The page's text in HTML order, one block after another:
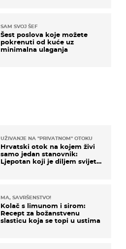
UŽIVANJE NA "PRIVATNOM" OTOKU
Hrvatski otok na kojem živi
samo jedan stanovnik:
Ljepotan koji je diljem svijeta
MA, SAVRŠENSTVO!
Kolač s limunom i sirom:
Recept za božanstvenu
slasticu koja se topi u ustima
SAM SVOJ ŠEF
Šest poslova koje možete
pokrenuti od kuće uz
minimalna ulaganja